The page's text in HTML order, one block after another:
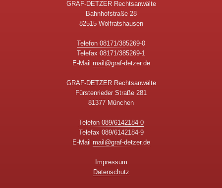
GRAF-DETZER Rechtsanwälte
Bahnhofstraße 28
82515 Wolfratshausen
Telefon 08171/385269-0
Telefax 08171/385269-1
E-Mail mail@graf-detzer.de
GRAF-DETZER Rechtsanwälte
Fürstenrieder Straße 281
81377 München
Telefon 089/6142184-0
Telefax 089/6142184-9
E-Mail mail@graf-detzer.de
Impressum
Datenschutz